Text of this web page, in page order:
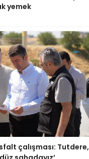
yemek
çalışması: Tutdere,